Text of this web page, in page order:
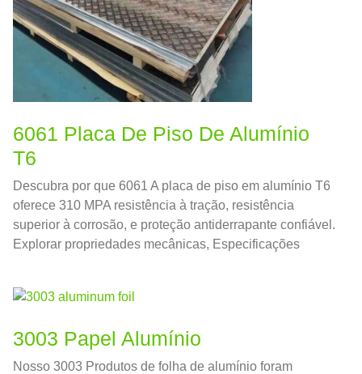
6061 Placa De Piso De Alumínio
T6
Descubra por que 6061 A placa de piso em alumínio T6
oferece 310 MPA resistência à tração, resistência
superior à corrosão, e proteção antiderrapante confiável.
Explorar propriedades mecânicas, Especificações
referência confiável.
3003 Papel Alumínio
Nosso 3003 Produtos de folha de alumínio foram